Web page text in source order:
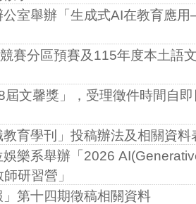
公室舉辦「生成式AI在教育應用
賽分區預賽及115年度本土語
屆文馨獎」，受理徵件時間自
育學刊」投稿辦法及相關資料
樂系舉辦「2026
研習營」
」第十四期徵稿相關資料